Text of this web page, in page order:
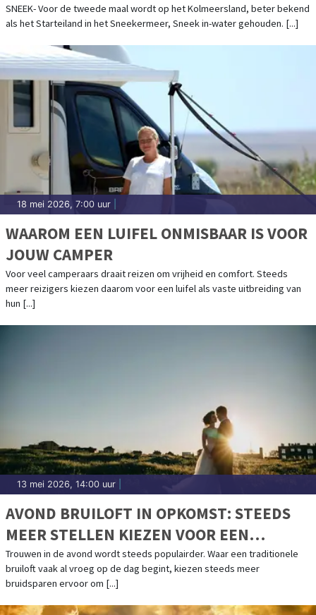
SNEEK- Voor de tweede maal wordt op het Kolmeersland, beter bekend
als het Starteiland in het Sneekermeer, Sneek in-water gehouden. [...]
18 mei 2026, 7:00 uur
WAAROM EEN LUIFEL ONMISBAAR IS VOOR
JOUW CAMPER
Voor veel camperaars draait reizen om vrijheid en comfort. Steeds
meer reizigers kiezen daarom voor een luifel als vaste uitbreiding van
hun [...]
13 mei 2026, 14:00 uur
AVOND BRUILOFT IN OPKOMST: STEEDS
MEER STELLEN KIEZEN VOOR EEN
CEREMONIE BIJ ZONSONDERGANG
Trouwen in de avond wordt steeds populairder. Waar een traditionele
bruiloft vaak al vroeg op de dag begint, kiezen steeds meer
bruidsparen ervoor om [...]